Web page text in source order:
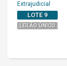
Extrajudicial
LOTE 9
LEILÃO ÚNICO